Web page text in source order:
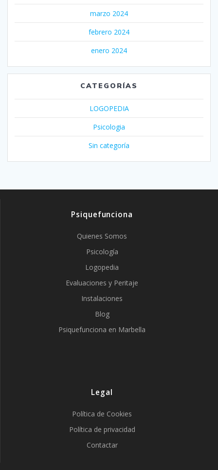
marzo 2024
febrero 2024
enero 2024
CATEGORÍAS
LOGOPEDIA
Psicologia
Sin categoría
Psiquefunciona
Quienes Somos
Psicología
Logopedia
Evaluaciones y Peritaje
Instalaciones
Blog
Psiquefunciona en Marbella
Legal
Política de Cookies
Política de privacidad
Contactar